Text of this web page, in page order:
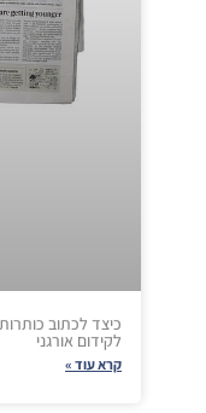
כיצד לכתוב
לקידום אורגני
קרא עוד »